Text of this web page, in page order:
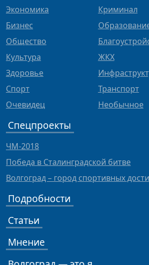
Экономика
Бизнес
Общество
Культура
Здоровье
Спорт
Очевидец
Криминал
ЖКХ
Транспорт
Необычное
Спецпроекты
ЧМ-2018
Победа в Сталинградской битве
Волгоград – город спортивных
Подробности
Статьи
Мнение